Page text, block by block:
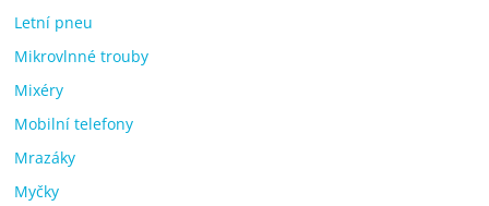
Letní pneu
Mikrovlnné trouby
Mixéry
Mobilní telefony
Mrazáky
Myčky